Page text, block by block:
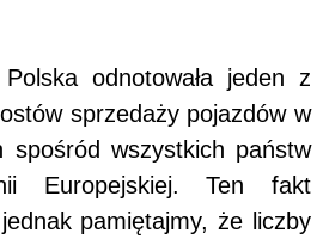
odnotowała jeden z
sprzedaży pojazdów w
spośród wszystkich państw
Europejskiej. Ten fakt
pamiętajmy, że liczby